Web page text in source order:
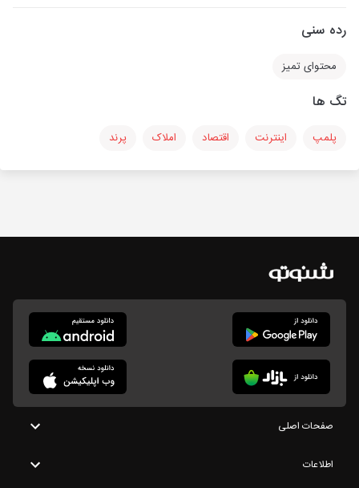
رده سنی
محتوای تمیز
تگ ها
پلمپ اینترنت اقتصاد املاک پرند
صفحات اصلی
اطلاعات